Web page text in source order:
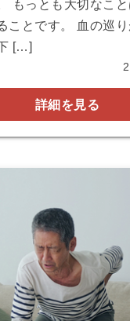
もっとも大切なこ
ことです。 血の巡
[…]
詳細を見る